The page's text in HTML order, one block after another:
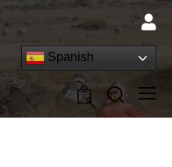
Spanish
0